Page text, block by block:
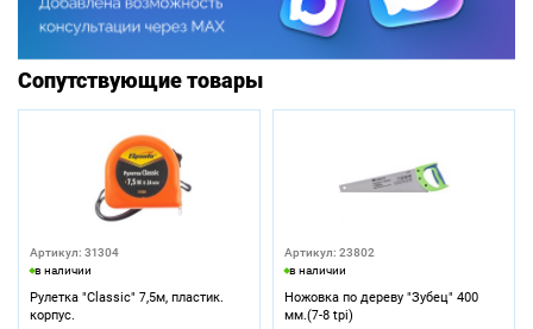
Сопутствующие товары
Артикул: 31304
в наличии
Рулетка "Classic" 7,5м, пластик.
корпус.
Артикул: 23802
в наличии
Ножовка по дереву "Зубец" 400
мм.(7-8 tpi)